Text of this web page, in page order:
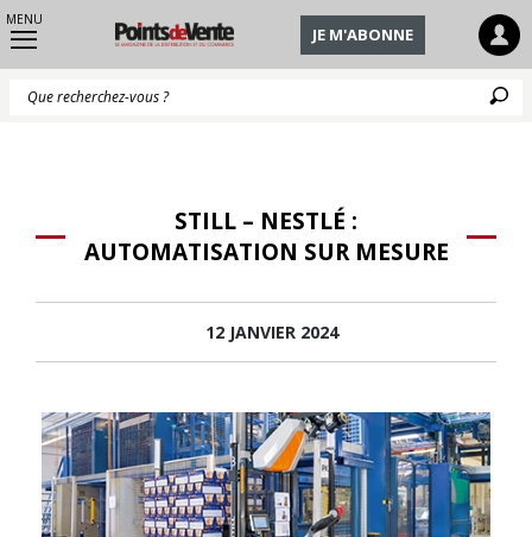
MENU
JE M'ABONNE
STILL – NESTLÉ :
AUTOMATISATION SUR MESURE
12 JANVIER 2024